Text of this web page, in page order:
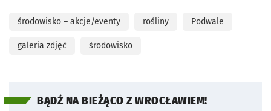
środowisko – akcje/eventy rośliny Podwale
galeria zdjęć środowisko
BĄDŹ NA BIEŻĄCO Z WROCŁAWIEM!